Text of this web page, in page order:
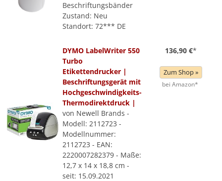
Beschriftungsbänder
Zustand: Neu
Standort: 72*** DE
DYMO LabelWriter 550
Turbo
Etikettendrucker |
Beschriftungsgerät mit
Hochgeschwindigkeits-
Thermodirektdruck |
von Newell Brands -
Modell: 2112723 -
Modellnummer:
2112723 - EAN:
2220007282379 - Maße:
12,7 x 14 x 18,8 cm -
seit: 15.09.2021
136,90 €*
Zum Shop »
bei Amazon*